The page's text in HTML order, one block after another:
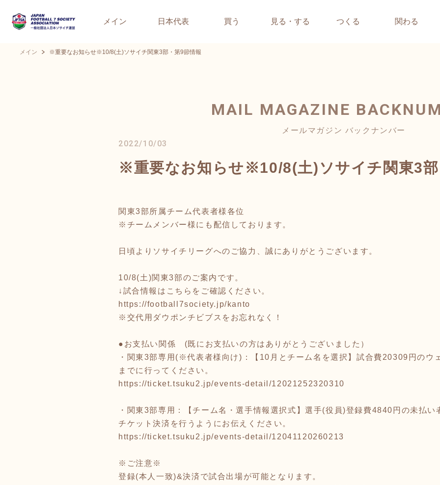
メイン 日本代表 買う 見る・する つくる 関わる
メイン ※重要なお知らせ※10/8(土)ソサイチ関東3部・第9節情報
MAIL MAGAZINE
メールマガジン バックナンバー
2022/10/03
※重要なお知らせ※10/8(土)ソサイチ関東3部
関東3部所属チーム代表者様各位
※チームメンバー様にも配信しております。
日頃よりソサイチリーグへのご協力、誠にありがとうございます。
10/8(土)関東3部のご案内です。
↓試合情報はこちらをご確認ください。
https://football7society.jp/kanto
※交代用ダウポンチビブスをお忘れなく！
●お支払い関係 (既にお支払いの方はありがとうございました）
・関東3部専用(※代表者様向け)：【10月とチーム名を選択】試合費20309円のウ
までに行ってください。
https://ticket.tsuku2.jp/events-detail/12021252320310
・関東3部専用：【チーム名・選手情報選択式】選手(役員)登録費4840円の未払
チケット決済を行うようにお伝えください。
https://ticket.tsuku2.jp/events-detail/12041120260213
※ご注意※
登録(本人一致)&決済で試合出場が可能となります。